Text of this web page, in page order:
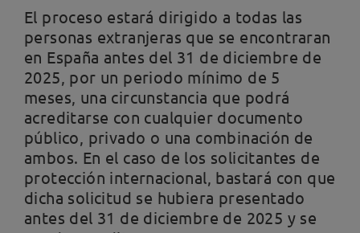
El proceso estará dirigido a todas las
personas extranjeras que se encontraran
en España antes del 31 de diciembre de
2025, por un periodo mínimo de 5
meses, una circunstancia que podrá
acreditarse con cualquier documento
público, privado o una combinación de
ambos. En el caso de los solicitantes de
protección internacional, bastará con que
dicha solicitud se hubiera presentado
antes del 31 de diciembre de 2025 y se